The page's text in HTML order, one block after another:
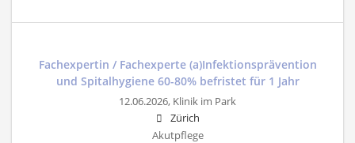
Fachexpertin / Fachexperte (a)Infektionsprävention
und Spitalhygiene 60-80% befristet für 1 Jahr
12.06.2026, Klinik im Park
Zürich
Akutpflege